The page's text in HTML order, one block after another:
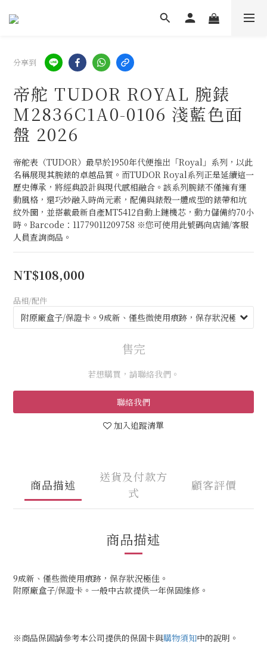
分享到
帝舵 TUDOR ROYAL 腕錶
M2836C1A0-0106 淺藍色面
盤 2026
帝舵表（TUDOR）最早於1950年代便推出「Royal」系列，以此
名稱展現其腕錶的卓越品質。而TUDOR Royal系列正是延續這一
歷史傳承，將經典設計與現代感相融合。該系列腕錶不僅擁有運
動風格，還巧妙融入時尚元素，配備與錶殼一體成型的錶帶和坑
紋外圈，並搭載最新自產MT5412自動上鏈機芯，動力儲備約70小
時。Barcode：11779011209758 ※您可使用此號碼向店鋪/客服
人員查詢商品。
NT$108,000
品相/配件
售完
若想購買，請聯絡我們。
聯絡我們
加入追蹤清單
商品描述
送貨及付款方
式
顧客評價
商品描述
9成新、僅些微使用痕跡，保存狀況極佳。
附原廠盒子/保證卡。一般中古款提供一年保固維修。
※商品保固請參考本公司提供的保固卡與購物須知中的說明。